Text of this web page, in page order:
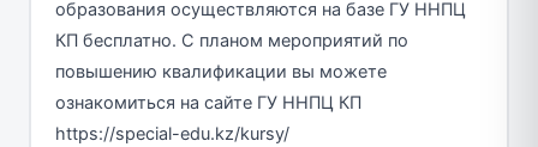
образования осуществляются на базе ГУ ННПЦ
КП бесплатно. С планом мероприятий по
повышению квалификации вы можете
ознакомиться на сайте ГУ ННПЦ КП
https://special-edu.kz/kursy/